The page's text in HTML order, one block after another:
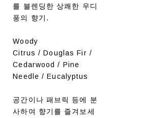
를 블렌딩한 상쾌한 우디
풍의 향기.
Woody
Citrus / Douglas Fir /
Cedarwood / Pine
Needle / Eucalyptus
공간이나 패브릭 등에 분
사하여 향기를 즐겨보세